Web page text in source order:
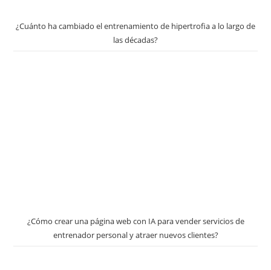
¿Cuánto ha cambiado el entrenamiento de hipertrofia a lo largo de
las décadas?
¿Cómo crear una página web con IA para vender servicios de
entrenador personal y atraer nuevos clientes?